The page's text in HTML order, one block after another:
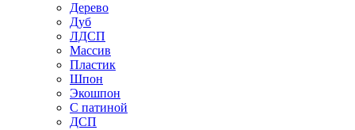
Дерево
Дуб
ЛДСП
Массив
Пластик
Шпон
Экошпон
С патиной
ДСП